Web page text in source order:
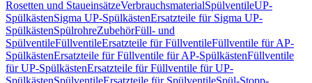
Rosetten und StaueinsätzeVerbrauchsmaterialSpülventileUP-
SpülkästenSigma UP-SpülkästenErsatzteile für Sigma UP-
SpülkästenSpülrohreZubehörFüll- und
SpülventileFüllventileErsatzteile für FüllventileFüllventile für AP-
SpülkästenErsatzteile für Füllventile für AP-SpülkästenFüllventile
für UP-SpülkästenErsatzteile für Füllventile für UP-
SpülkästenSpülventileErsatzteile für SpülventileSpül-Stopp-